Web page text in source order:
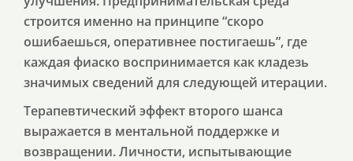
строится именно на принципе “скоро
ошибаешься, оперативнее постигаешь”, где
каждая фиаско воспринимается как кладезь
значимых сведений для следующей итерации.
Терапевтический эффект второго шанса
выражается в ментальной поддержке и
возвращении. Личности, испытывающие